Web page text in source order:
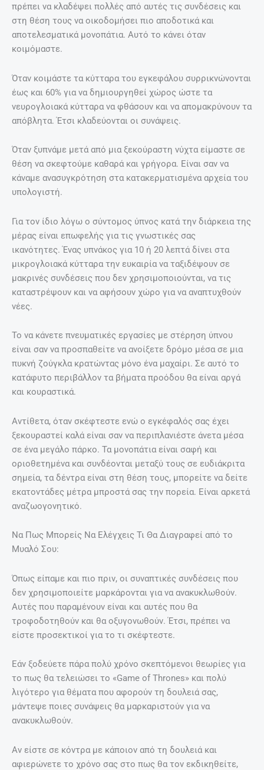
πρέπει να κλαδέψει πολλές από αυτές τις συνδέσεις και
στη θέση τους να οικοδομήσει πιο αποδοτικά και
αποτελεσματικά μονοπάτια. Αυτό το κάνει όταν
κοιμόμαστε.
Όταν κοιμάστε τα κύτταρα του εγκεφάλου συρρικνώνονται
έως και 60% για να δημιουργηθεί χώρος ώστε τα
νευρογλοιακά κύτταρα να φθάσουν και να απομακρύνουν τα
απόβλητα. Έτσι κλαδεύονται οι συνάψεις.
Όταν ξυπνάμε μετά από μια ξεκούραστη νύχτα είμαστε σε
θέση να σκεφτούμε καθαρά και γρήγορα. Είναι σαν να
κάναμε ανασυγκρότηση στα κατακερματισμένα αρχεία του
υπολογιστή.
Για τον ίδιο λόγω ο σύντομος ύπνος κατά την διάρκεια της
μέρας είναι επωφελής για τις γνωστικές σας
ικανότητες. Ένας υπνάκος για 10 ή 20 λεπτά δίνει στα
μικρογλοιακά κύτταρα την ευκαιρία να ταξιδέψουν σε
μακρινές συνδέσεις που δεν χρησιμοποιούνται, να τις
καταστρέψουν και να αφήσουν χώρο για να αναπτυχθούν
νέες.
Το να κάνετε πνευματικές εργασίες με στέρηση ύπνου
είναι σαν να προσπαθείτε να ανοίξετε δρόμο μέσα σε μια
πυκνή ζούγκλα κρατώντας μόνο ένα μαχαίρι. Σε αυτό το
κατάφυτο περιβάλλον τα βήματα προόδου θα είναι αργά
και κουραστικά.
Αντίθετα, όταν σκέφτεστε ενώ ο εγκέφαλός σας έχει
ξεκουραστεί καλά είναι σαν να περιπλανιέστε άνετα μέσα
σε ένα μεγάλο πάρκο. Τα μονοπάτια είναι σαφή και
οριοθετημένα και συνδέονται μεταξύ τους σε ευδιάκριτα
σημεία, τα δέντρα είναι στη θέση τους, μπορείτε να δείτε
εκατοντάδες μέτρα μπροστά σας την πορεία. Είναι αρκετά
αναζωογονητικό.
Να Πως Μπορείς Να Ελέγχεις Τι Θα Διαγραφεί από το
Μυαλό Σου:
Όπως είπαμε και πιο πριν, οι συναπτικές συνδέσεις που
δεν χρησιμοποιείτε μαρκάρονται για να ανακυκλωθούν.
Αυτές που παραμένουν είναι και αυτές που θα
τροφοδοτηθούν και θα οξυγονωθούν. Έτσι, πρέπει να
είστε προσεκτικοί για το τι σκέφτεστε.
Εάν ξοδεύετε πάρα πολύ χρόνο σκεπτόμενοι θεωρίες για
το πως θα τελειώσει το «Game of Thrones» και πολύ
λιγότερο για θέματα που αφορούν τη δουλειά σας,
μάντεψε ποιες συνάψεις θα μαρκαριστούν για να
ανακυκλωθούν.
Αν είστε σε κόντρα με κάποιον από τη δουλειά και
αφιερώνετε το χρόνο σας στο πως θα τον εκδικηθείτε,